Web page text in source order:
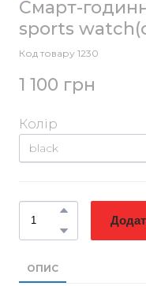
Смарт-
sports
Код товару 1230
1 100 грн
Колір
ОПИС